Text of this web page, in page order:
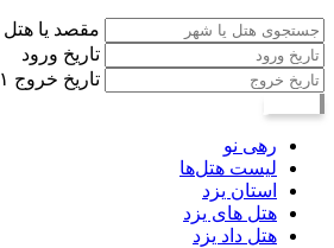
مقصد یا هتل
تاریخ ورود
تاریخ خروج ۱
رهی نو
لیست هتل‌ها
استان یزد
هتل های یزد
هتل داد یزد